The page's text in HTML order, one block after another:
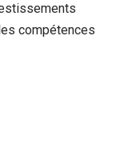
compétences